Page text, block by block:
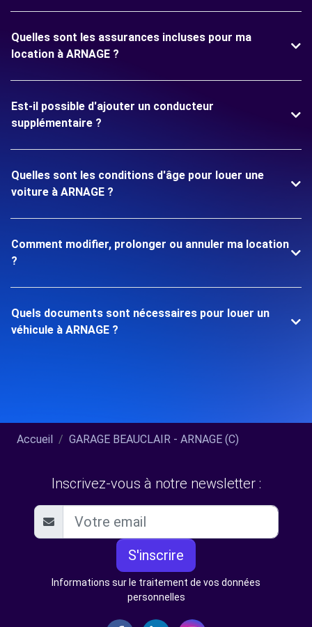
Quelles sont les assurances incluses pour ma
location à ARNAGE ?
Est-il possible d'ajouter un conducteur
supplémentaire ?
Quelles sont les conditions d'âge pour louer une
voiture à ARNAGE ?
Comment modifier, prolonger ou annuler ma location
?
Quels documents sont nécessaires pour louer un
véhicule à ARNAGE ?
Accueil GARAGE BEAUCLAIR - ARNAGE (C)
Inscrivez-vous à notre newsletter :
S'inscrire
Informations sur le traitement de vos données
personnelles